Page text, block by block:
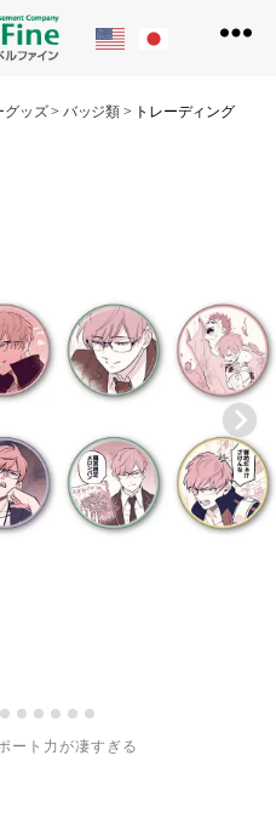
グッズ> バッジ類> トレーディング 缶
ート力が凄すぎる